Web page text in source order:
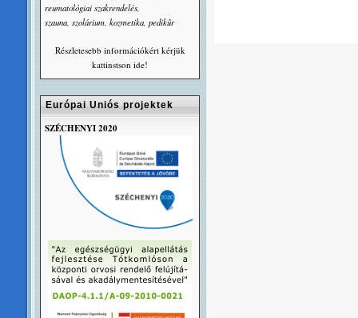
reumatológiai szakrendelés,
szauna, szolárium, kozmetika, pedikûr
Részletesebb információkért kérjük
kattinstson ide!
Európai Uniós projektek
SZÉCHENYI 2020